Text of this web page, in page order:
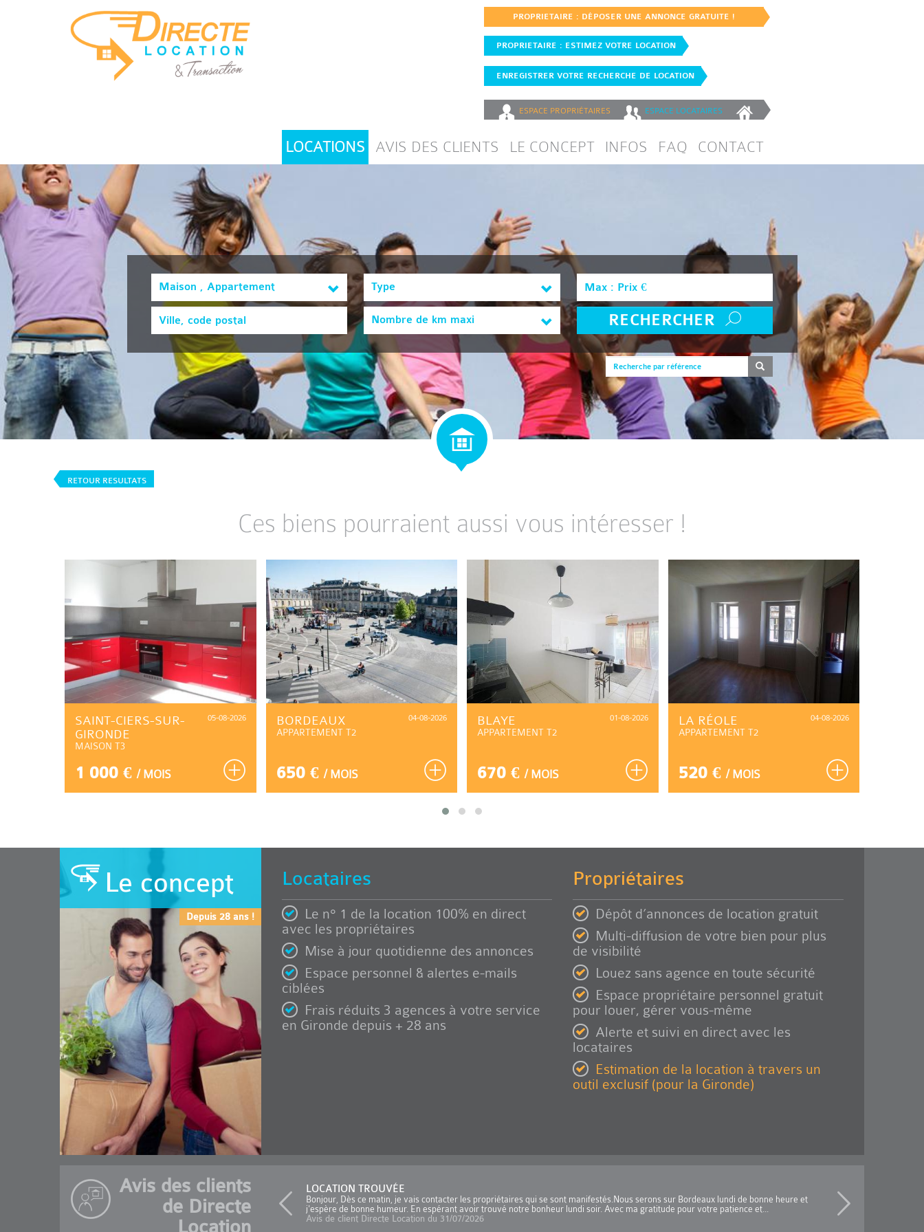
PROPRIETAIRE : DÉPOSER UNE ANNONCE GRATUITE !
PROPRIETAIRE : ESTIMEZ VOTRE LOCATION
ENREGISTRER VOTRE RECHERCHE DE LOCATION
ESPACE PROPRIÉTAIRES ESPACE LOCATAIRES
LOCATIONS AVIS DES CLIENTS LE CONCEPT INFOS FAQ CONTACT
Maison , Appartement Type
Nombre de km maxi RECHERCHER
RETOUR RESULTATS
Ces biens pourraient aussi vous intéresser !
05-08-2026
SAINT-CIERS-SUR-
GIRONDE
MAISON T3
1 000 €/ MOIS
04-08-2026
BORDEAUX
APPARTEMENT T2
650 €/ MOIS
01-08-2026
BLAYE
APPARTEMENT T2
670 €/ MOIS
04-08-2026
LA RÉOLE
APPARTEMENT T2
520 €/ MOIS
Le concept
Depuis 28 ans !
Locataires
Le n° 1 de la location 100% en direct
avec les propriétaires
Mise à jour quotidienne des annonces
Espace personnel & alertes e-mails
ciblées
Frais réduits 3 agences à votre service
en Gironde depuis + 28 ans
Propriétaires
Dépôt d’annonces de location gratuit
Multi-diffusion de votre bien pour plus
de visibilité
Louez sans agence en toute sécurité
Espace propriétaire personnel gratuit
pour louer, gérer vous-même
Alerte et suivi en direct avec les
locataires
Estimation de la location à travers un
outil exclusif (pour la Gironde)
Avis des clients
de Directe
Location
LOCATION TROUVÉE
Bonjour, Dès ce matin, je vais contacter les propriétaires qui se sont manifestés.Nous serons sur Bordeaux lundi de bonne heure et
j'espère de bonne humeur. En espérant avoir trouvé notre bonheur lundi soir. Avec ma gratitude pour votre patience et...
Avis de client Directe Location du 31/07/2026